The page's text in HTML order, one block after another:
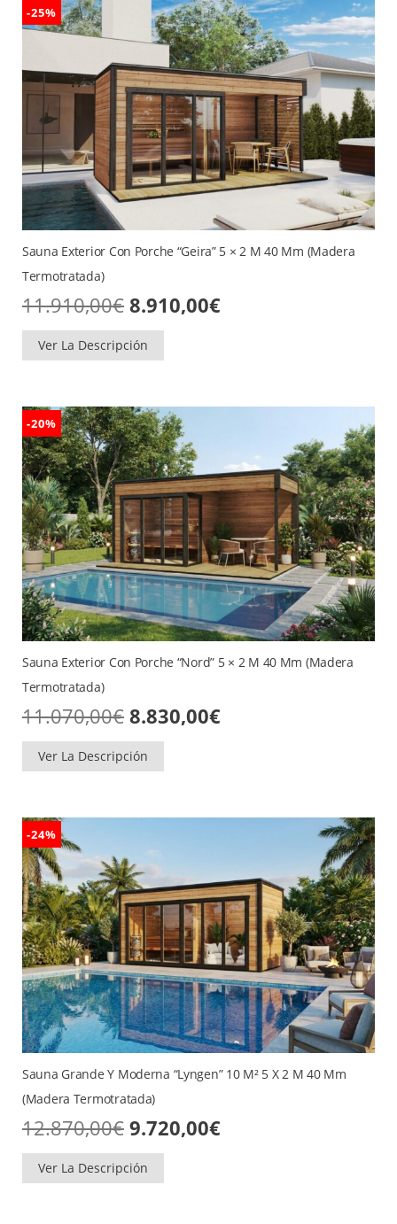
-25%
Sauna Exterior Con Porche “Geira” 5 × 2 M 40 Mm (madera
Termotratada)
11.910,00€ El
precio
original
era:
11.910,00€.
8.910,00€El
Ver La Descripción
-20%
Sauna Exterior Con Porche “Nord” 5 × 2 M 40 Mm (madera
Termotratada)
11.070,00€ El
precio
original
era:
11.070,00€.
8.830,00€El
Ver La Descripción
-24%
Sauna Grande Y Moderna “Lyngen” 10 M² 5 X 2 M 40 Mm
(madera Termotratada)
12.870,00€ El
precio
original
era:
12.870,00€.
9.720,00€El
Ver La Descripción